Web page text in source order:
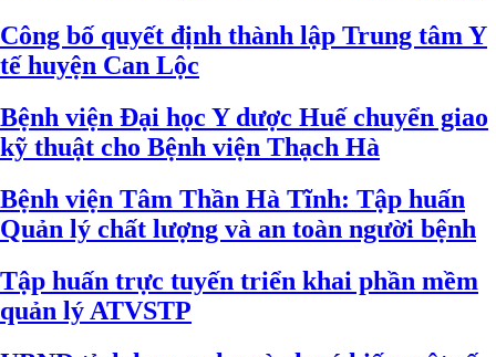
Công bố quyết định thành lập Trung tâm Y
tế huyện Can Lộc
Bệnh viện Đại học Y dược Huế chuyển giao
kỹ thuật cho Bệnh viện Thạch Hà
Bệnh viện Tâm Thần Hà Tĩnh: Tập huấn
Quản lý chất lượng và an toàn người bệnh
Tập huấn trực tuyến triển khai phần mềm
quản lý ATVSTP